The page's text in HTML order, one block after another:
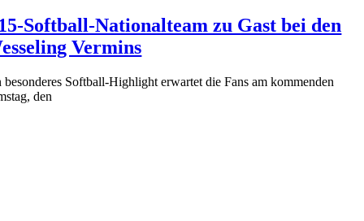
Softball-Nationalteam zu Gast bei den
Vermins
besonderes Softball-Highlight erwartet die Fans am kommenden
den